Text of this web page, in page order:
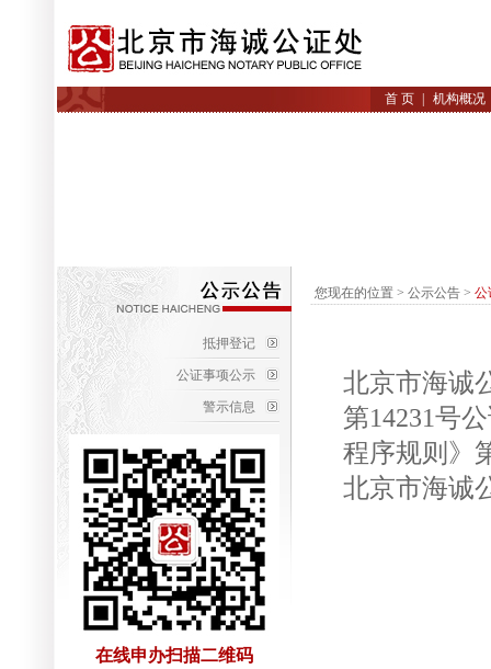
首 页 机构概况
抵押登记
公证事项公示
警示信息
在线申办扫描二维码
您现在的位置> 公示公告> 公
北京市海诚
第14231号
程序规则》
北京市海诚